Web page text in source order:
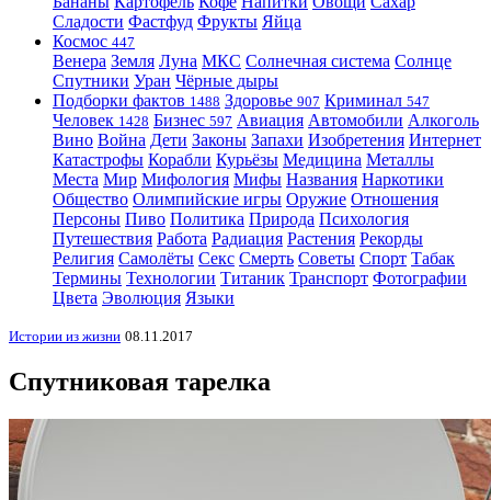
Сладости Фастфуд Фрукты Яйца
Космос 447
Венера Земля Луна МКС Солнечная система Солнце
Спутники Уран Чёрные дыры
Подборки фактов 1488 Здоровье 907 Криминал 547
Человек 1428 Бизнес 597 Авиация Автомобили Алкоголь
Вино Война Дети Законы Запахи Изобретения Интернет
Катастрофы Корабли Курьёзы Медицина Металлы
Места Мир Мифология Мифы Названия Наркотики
Общество Олимпийские игры Оружие Отношения
Персоны Пиво Политика Природа Психология
Путешествия Работа Радиация Растения Рекорды
Религия Самолёты Секс Смерть Советы Спорт Табак
Термины Технологии Титаник Транспорт Фотографии
Цвета Эволюция Языки
Истории из жизни 08.11.2017
Спутниковая тарелка